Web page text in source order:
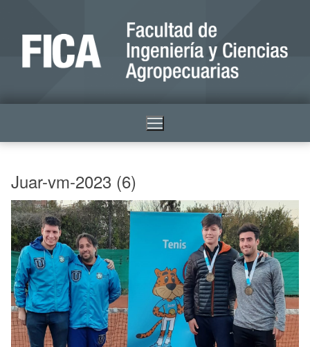
Juar-vm-2023 (6)